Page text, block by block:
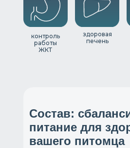
контроль
работы
ЖКТ
здоровая
печень
Состав:
питание для
вашего питомца